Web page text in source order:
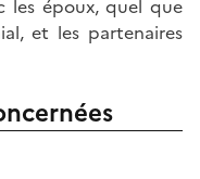
les époux, quel que
et les partenaires